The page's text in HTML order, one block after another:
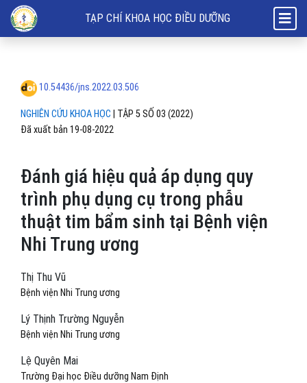
Đánh giá hiệu quả áp dụng quy trình phụ dụng cụ trong phẫu thuật
TẠP CHÍ KHOA HỌC ĐIỀU DƯỠNG
NGHIÊN CỨU KHOA HỌC TẬP 5 SỐ 03 (2022)
Đánh giá hiệu quả áp dụng quy
trình phụ dụng cụ trong phẫu
thuật tim bẩm sinh tại Bệnh viện
Nhi Trung ương
10.54436/jns.2022.03.506
Đã xuất bản 19-08-2022
Thị Thu Vũ
Bệnh viện Nhi Trung ương
Lý Thịnh Trường Nguyễn
Bệnh viện Nhi Trung ương
Lệ Quyên Mai
Trường Đại học Điều dưỡng Nam Định